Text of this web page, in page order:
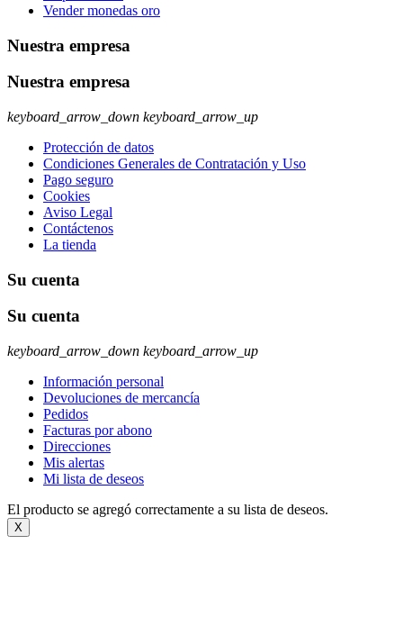
Vender monedas oro
Nuestra empresa
Nuestra empresa
keyboard_arrow_down keyboard_arrow_up
Protección de datos
Condiciones Generales de Contratación y Uso
Pago seguro
Cookies
Aviso Legal
Contáctenos
La tienda
Su cuenta
Su cuenta
keyboard_arrow_down keyboard_arrow_up
Información personal
Devoluciones de mercancía
Pedidos
Facturas por abono
Direcciones
Mis alertas
Mi lista de deseos
El producto se agregó correctamente a su lista de deseos.
X